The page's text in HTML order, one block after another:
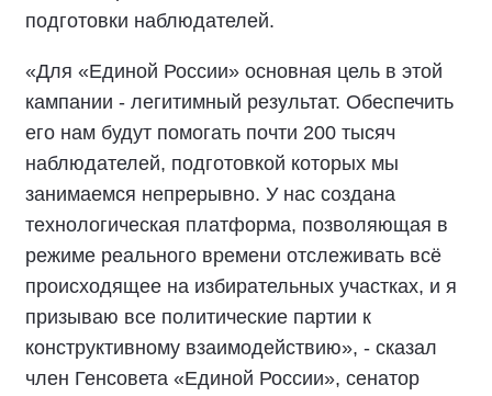
подготовки наблюдателей.
«Для «Единой России» основная цель в этой
кампании - легитимный результат. Обеспечить
его нам будут помогать почти 200 тысяч
наблюдателей, подготовкой которых мы
занимаемся непрерывно. У нас создана
технологическая платформа, позволяющая в
режиме реального времени отслеживать всё
происходящее на избирательных участках, и я
призываю все политические партии к
конструктивному взаимодействию», - сказал
член Генсовета «Единой России», сенатор